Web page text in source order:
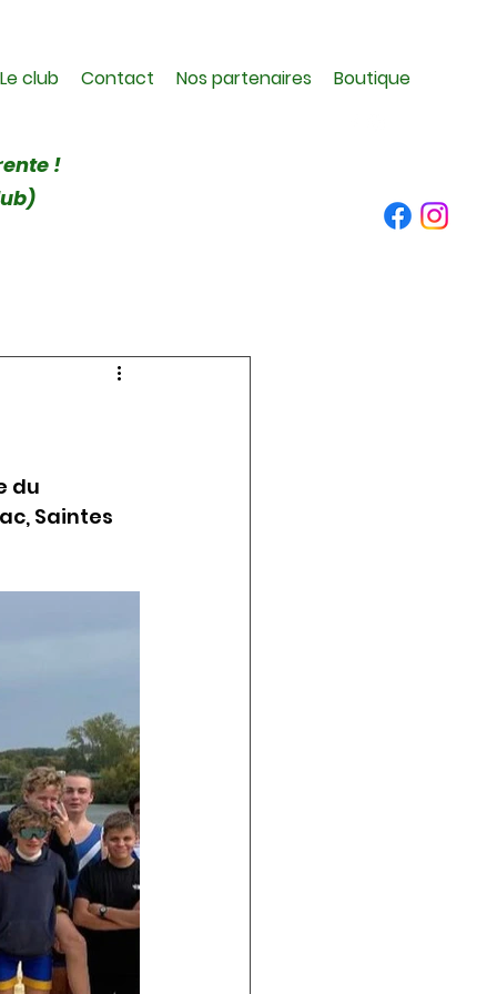
Le club Contact Nos partenaires Boutique
!
du
Saintes